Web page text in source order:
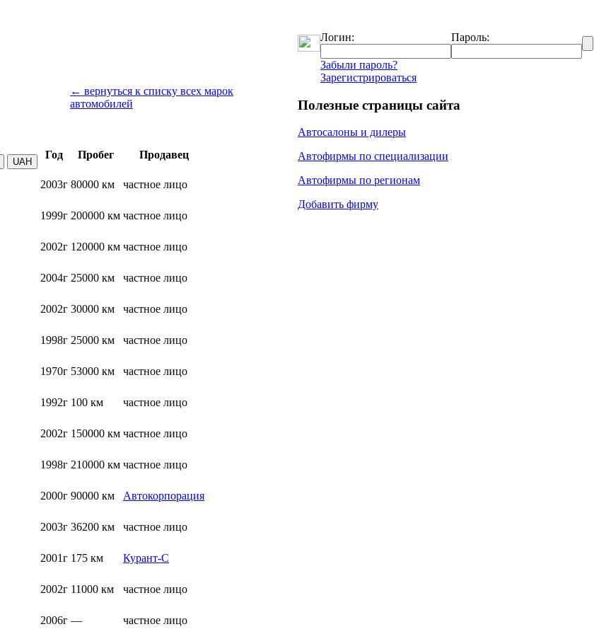
← вернуться к списку всех марок
автомобилей
Год Пробег Продавец
2003г 80000 км частное лицо
1999г 200000 км частное лицо
2002г 120000 км частное лицо
2004г 25000 км частное лицо
2002г 30000 км частное лицо
1998г 25000 км частное лицо
1970г 53000 км частное лицо
1992г 100 км частное лицо
2002г 150000 км частное лицо
1998г 210000 км частное лицо
2000г 90000 км Автокорпорация
2003г 36200 км частное лицо
2001г 175 км Курант-С
2002г 11000 км частное лицо
2006г — частное лицо
Логин: Пароль:
Забыли пароль?
Зарегистрироваться
Полезные страницы сайта
Автосалоны и дилеры
Автофирмы по специализации
Автофирмы по регионам
Добавить фирму